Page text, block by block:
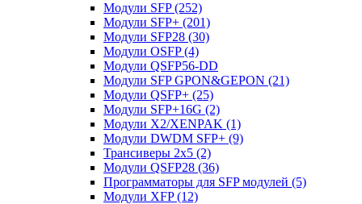
Модули SFP(252)
Модули SFP+ (201)
Модули SFP28 (30)
Модули OSFP(4)
Модули QSFP56-DD
Модули SFP GPON&GEPON (21)
Модули QSFP+ (25)
Модули SFP+16G (2)
Модули X2/XENPAK (1)
Модули DWDM SFP+ (9)
Трансиверы 2x5 (2)
Модули QSFP28 (36)
Программаторы для SFP модулей (5)
Модули XFP(12)